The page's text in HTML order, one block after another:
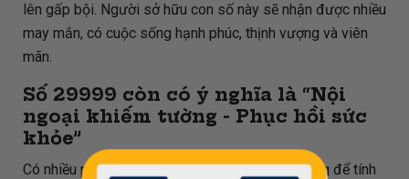
lên gấp bội. Người sở hữu con số này sẽ nhận được nhiều
may mắn, có cuộc sống hạnh phúc, thịnh vượng và viên
mãn.
Số 29999 còn có ý nghĩa là “Nội
ngoại khiếm tường - Phục hồi sức
khỏe”
Có nhiều phương pháp đã và đang được áp dụng để tính